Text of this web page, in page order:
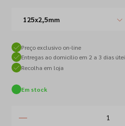
125x2,5mm
Preço exclusivo on-line
Entregas ao domicílio em 2 a 3 dias
Recolha em loja
Em stock